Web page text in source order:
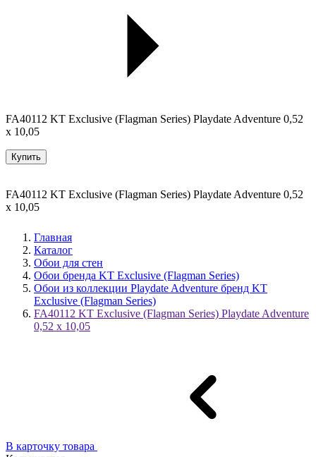
FA40112 KT Exclusive (Flagman Series) Playdate Adventure 0,52
x 10,05
Купить
FA40112 KT Exclusive (Flagman Series) Playdate Adventure 0,52
x 10,05
Главная
Каталог
Обои для стен
Обои бренда KT Exclusive (Flagman Series)
Обои из коллекции Playdate Adventure бренд KT
Exclusive (Flagman Series)
FA40112 KT Exclusive (Flagman Series) Playdate Adventure
0,52 x 10,05
В карточку товара